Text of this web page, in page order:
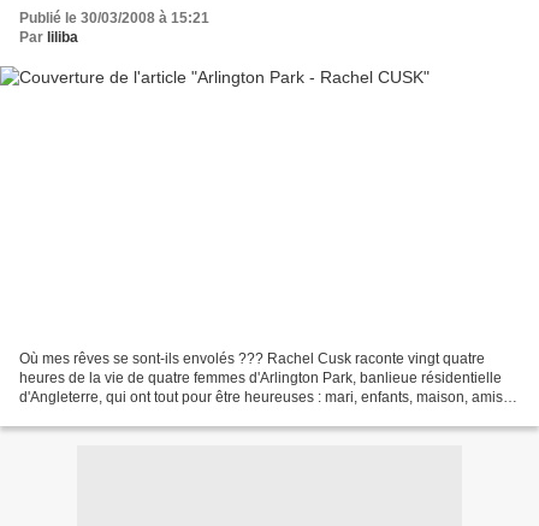
Publié le 30/03/2008 à 15:21
Par liliba
Où mes rêves se sont-ils envolés ??? Rachel Cusk raconte vingt quatre
heures de la vie de quatre femmes d'Arlington Park, banlieue résidentielle
d'Angleterre, qui ont tout pour être heureuses : mari, enfants, maison, amis...